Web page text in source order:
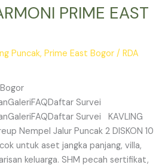
PRIME EAST
Puncak,Prime East Bogor /RDA
Survei
Survei KAVLING
Nempel Jalur Puncak 2 DISKON 10
untuk aset jangka panjang, villa,
keluarga. SHM pecah sertifikat,